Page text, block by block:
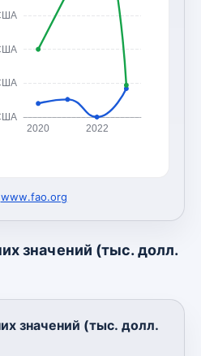
2020 2022
www.fao.org
значений (тыс. долл.
значений (тыс. долл.